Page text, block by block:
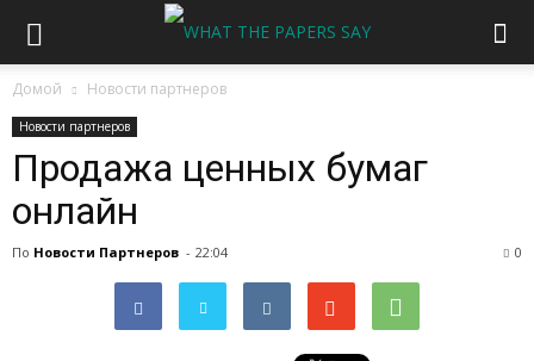
Домой Новости партнеров
Новости партнеров
Продажа ценных бумаг
онлайн
По Новости Партнеров - 22:04 0